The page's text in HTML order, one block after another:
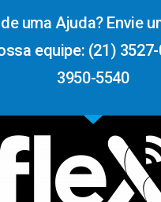
uma Ajuda? Envie
equipe: (21)
3950-5540